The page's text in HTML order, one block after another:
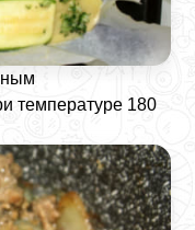
температуре 180